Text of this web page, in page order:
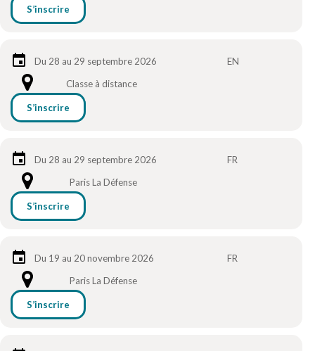
S’inscrire
Du 28 au 29 septembre 2026
EN
Classe à distance
S’inscrire
Du 28 au 29 septembre 2026
FR
Paris La Défense
S’inscrire
Du 19 au 20 novembre 2026
FR
Paris La Défense
S’inscrire